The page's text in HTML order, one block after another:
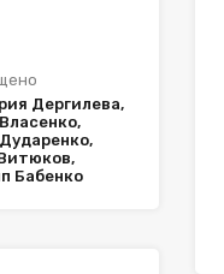
Дергилева,
Бабенко